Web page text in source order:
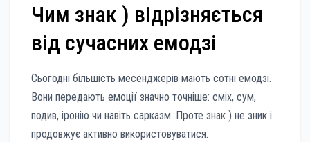
Чим знак ) відрізняється
від сучасних емодзі
Сьогодні більшість месенджерів мають сотні емодзі.
Вони передають емоції значно точніше: сміх, сум,
подив, іронію чи навіть сарказм. Проте знак ) не зник і
продовжує активно використовуватися.